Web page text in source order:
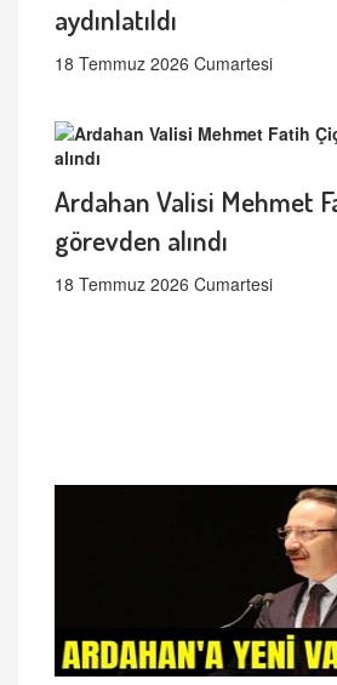
aydınlatıldı
18 Temmuz 2026 Cumartesi
Ardahan Valisi Mehmet
görevden alındı
18 Temmuz 2026 Cumartesi